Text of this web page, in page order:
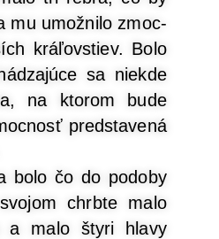
mu umož­ni­lo zmoc­
krá­ľovs­tiev. Bolo
sa nie­kde
na kto­rom bude
pred­sta­ve­ná
čo do podo­by
chrb­te malo
a malo šty­ri hla­vy